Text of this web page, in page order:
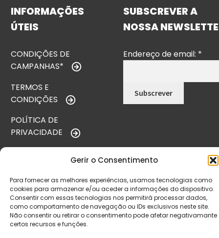
Gerir o Consentimento
Para fornecer as melhores experiências, usamos tecnologias como
cookies para armazenar e/ou aceder a informações do dispositivo.
Consentir com essas tecnologias nos permitirá processar dados,
como comportamento de navegação ou IDs exclusivos neste site.
Não consentir ou retirar o consentimento pode afetar negativamante
certos recursos e funções.
INFORMAÇÕES
ÚTEIS
CONDIÇÕES DE
CAMPANHAS*
TERMOS E
CONDIÇÕES
POLÍTICA DE
PRIVACIDADE
LIVRO DE
RECLAMAÇÕES
SUBSCREVER A
NOSSA
Endereço de email: *